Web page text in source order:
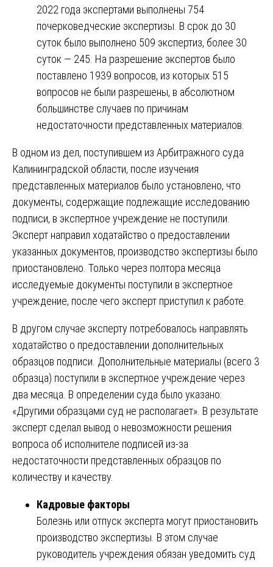
2022 года экспертами выполнены 754
почерковедческие экспертизы. В срок до 30
суток было выполнено 509 экспертиз, более 30
суток — 245. На разрешение экспертов было
поставлено 1939 вопросов, из которых 515
вопросов не были разрешены, в абсолютном
большинстве случаев по причинам
недостаточности представленных материалов.
В одном из дел, поступившем из Арбитражного суда
Калининградской области, после изучения
представленных материалов было установлено, что
документы, содержащие подлежащие исследованию
подписи, в экспертное учреждение не поступили.
Эксперт направил ходатайство о предоставлении
указанных документов, производство экспертизы было
приостановлено. Только через полтора месяца
исследуемые документы поступили в экспертное
учреждение, после чего эксперт приступил к работе.
В другом случае эксперту потребовалось направлять
ходатайство о предоставлении дополнительных
образцов подписи. Дополнительные материалы (всего 3
образца) поступили в экспертное учреждение через
два месяца. В определении суда было указано:
«Другими образцами суд не располагает». В результате
эксперт сделал вывод о невозможности решения
вопроса об исполнителе подписей из-за
недостаточности представленных образцов по
количеству и качеству.
Кадровые факторы
Болезнь или отпуск эксперта могут приостановить
производство экспертизы. В этом случае
руководитель учреждения обязан уведомить суд